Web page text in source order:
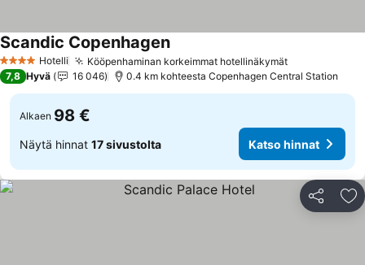
4 Tähtiluokitus
Hotelli Kööpenhaminan korkeimmat hotellinäkymät
Scandic Copenhagen
7,8 Hyvä 16 046 0.4 km kohteesta Copenhagen Central Station
Alkaen 98 €
Näytä hinnat 17 sivustolta Katso hinnat
Jaa